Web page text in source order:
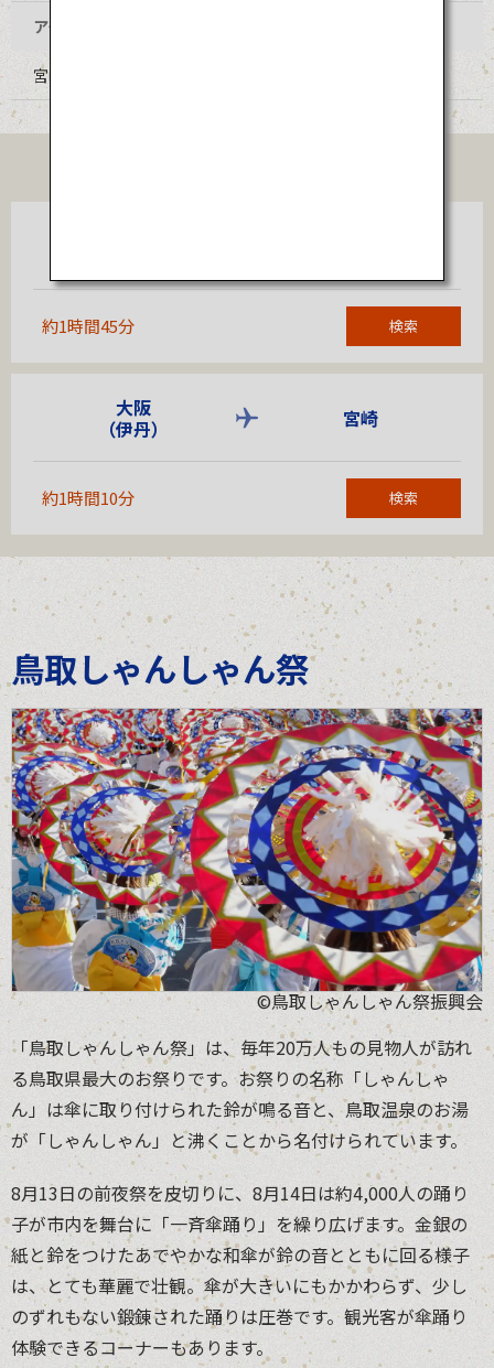
アクセス
宮崎空港からJR宮崎空港線、JR日豊本線乗継で約1時間
約1時間45分 検索
大阪
（伊丹）
宮崎
約1時間10分 検索
鳥取しゃんしゃん祭
©鳥取しゃんしゃん祭振興会
「鳥取しゃんしゃん祭」は、毎年20万人もの見物人が訪れ
る鳥取県最大のお祭りです。お祭りの名称「しゃんしゃ
ん」は傘に取り付けられた鈴が鳴る音と、鳥取温泉のお湯
が「しゃんしゃん」と沸くことから名付けられています。
8月13日の前夜祭を皮切りに、8月14日は約4,000人の踊り
子が市内を舞台に「一斉傘踊り」を繰り広げます。金銀の
紙と鈴をつけたあでやかな和傘が鈴の音とともに回る様子
は、とても華麗で壮観。傘が大きいにもかかわらず、少し
のずれもない鍛錬された踊りは圧巻です。観光客が傘踊り
体験できるコーナーもあります。